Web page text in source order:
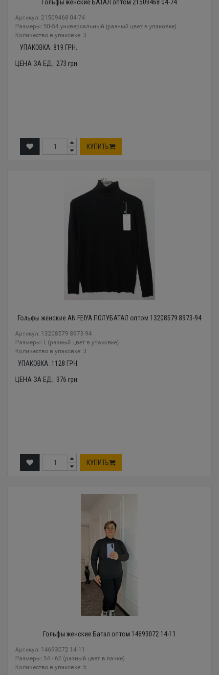
Гольфы женские БАТАЛ оптом 21509468 04-74
Артикул: 21509468 04-74
Размеры: 50-54 универсальный (разный цвет в упаковке)
Количество в упаковке: 3
УПАКОВКА: 819 ГРН.
ЦЕНА ЗА ЕД.: 273 грн.
КУПИТЬ
Гольфы женские AN FEIYA ПОЛУБАТАЛ оптом 13208579 8973-94
Артикул: 13208579 8973-94
Размеры: L (разный цвет в упаковке)
Количество в упаковке: 3
УПАКОВКА: 1128 ГРН.
ЦЕНА ЗА ЕД.: 376 грн.
КУПИТЬ
Гольфы женские Батал оптом 14693072 14-11
Артикул: 14693072 14-11
Размеры: 54 - 62 (разный цвет в пачке)
Количество в упаковке: 5